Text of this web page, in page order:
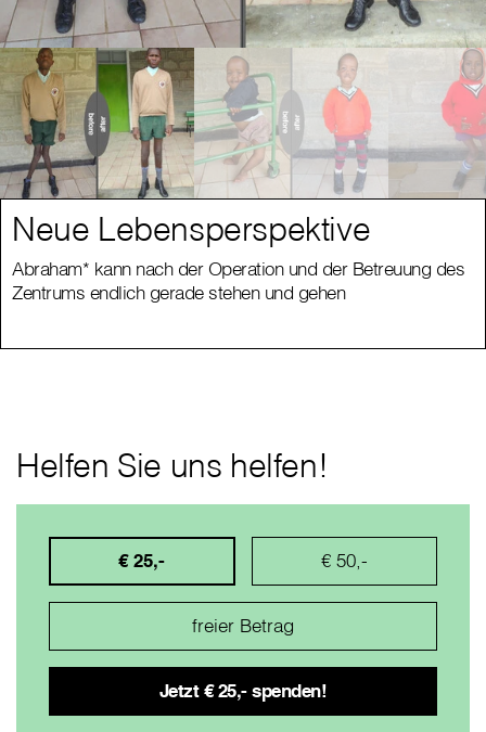
Neue Lebensperspektive
Abraham* kann nach der Operation und der Betreuung des
Zentrums endlich gerade stehen und gehen
Helfen Sie uns helfen!
€ 25,- € 50,-